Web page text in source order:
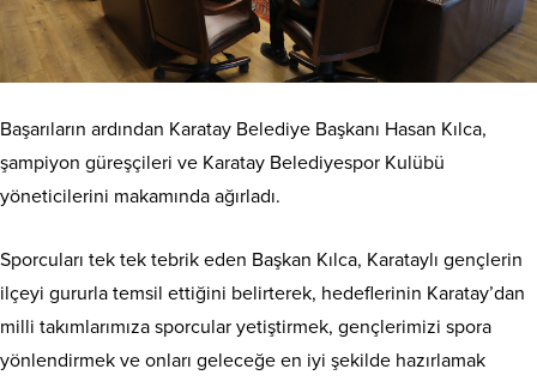
Başarıların ardından Karatay Belediye Başkanı Hasan Kılca,
şampiyon güreşçileri ve Karatay Belediyespor Kulübü
yöneticilerini makamında ağırladı.
Sporcuları tek tek tebrik eden Başkan Kılca, Karataylı gençlerin
ilçeyi gururla temsil ettiğini belirterek, hedeflerinin Karatay’dan
milli takımlarımıza sporcular yetiştirmek, gençlerimizi spora
yönlendirmek ve onları geleceğe en iyi şekilde hazırlamak